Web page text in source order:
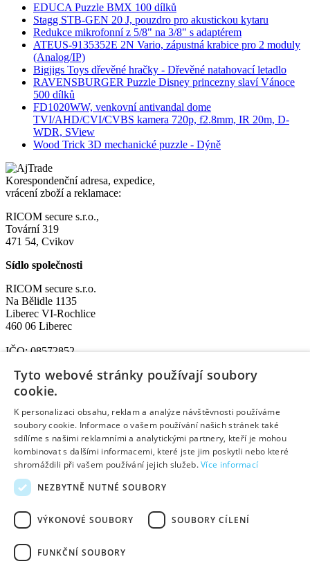
EDUCA Puzzle BMX 100 dílků
Stagg STB-GEN 20 J, pouzdro pro akustickou kytaru
Redukce mikrofonní z 5/8" na 3/8" s adaptérem
ATEUS-9135352E 2N Vario, zápustná krabice pro 2 moduly
(Analog/IP)
Bigjigs Toys dřevěné hračky - Dřevěné natahovací letadlo
RAVENSBURGER Puzzle Disney princezny slaví Vánoce
500 dílků
FD1020WW, venkovní antivandal dome
TVI/AHD/CVI/CVBS kamera 720p, f2.8mm, IR 20m, D-
WDR, SView
Wood Trick 3D mechanické puzzle - Dýně
Korespondenční adresa, expedice,
vrácení zboží a reklamace:
RICOM secure s.r.o.,
Tovární 319
471 54, Cvikov
Sídlo společnosti
RICOM secure s.r.o.
Na Bělidle 1135
Liberec VI-Rochlice
460 06 Liberec
IČO: 08572852
Užitečné informace:
Pobočky a otevírací doba
Způsoby dopravy a platby
Jak nakupovat
Průvodce reklamací
Obchodní podmínky
Created by DostupnýWeb
Designed by Basebrain
Tyto webové stránky používají soubory
cookie.
K personalizaci obsahu, reklam a analýze návštěvnosti používáme
soubory cookie. Informace o vašem používání našich stránek také
sdílíme s našimi reklamními a analytickými partnery, kteří je mohou
kombinovat s dalšími informacemi, které jste jim poskytli nebo které
shromáždili při vašem používání jejich služeb.Více informací
NEZBYTNĚ NUTNÉ SOUBORY
VÝKONOVÉ SOUBORY SOUBORY CÍLENÍ
FUNKČNÍ SOUBORY